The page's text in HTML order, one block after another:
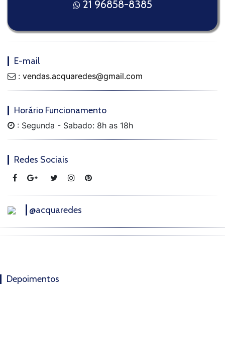
21 96858-8385
E-mail
: vendas.acquaredes@gmail.com
Horário Funcionamento
: Segunda - Sabado: 8h as 18h
Redes Sociais
@acquaredes
Depoimentos